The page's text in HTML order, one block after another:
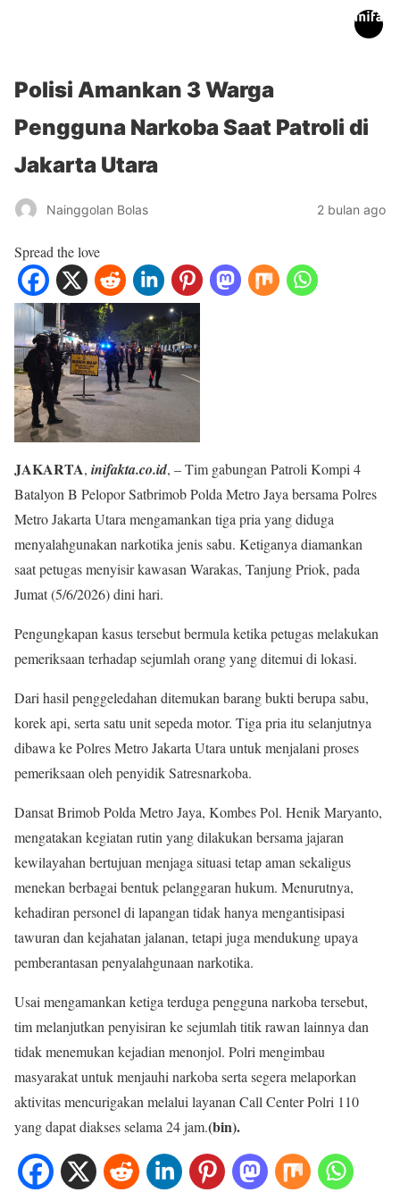
Polisi Amankan 3 Warga
Pengguna Narkoba Saat Patroli di
Jakarta Utara
Nainggolan Bolas 2 bulan ago
Spread the love
JAKARTA, inifakta.co.id, – Tim gabungan Patroli Kompi 4
Batalyon B Pelopor Satbrimob Polda Metro Jaya bersama Polres
Metro Jakarta Utara mengamankan tiga pria yang diduga
menyalahgunakan narkotika jenis sabu. Ketiganya diamankan
saat petugas menyisir kawasan Warakas, Tanjung Priok, pada
Jumat (5/6/2026) dini hari.
Pengungkapan kasus tersebut bermula ketika petugas melakukan
pemeriksaan terhadap sejumlah orang yang ditemui di lokasi.
Dari hasil penggeledahan ditemukan barang bukti berupa sabu,
korek api, serta satu unit sepeda motor. Tiga pria itu selanjutnya
dibawa ke Polres Metro Jakarta Utara untuk menjalani proses
pemeriksaan oleh penyidik Satresnarkoba.
Dansat Brimob Polda Metro Jaya, Kombes Pol. Henik Maryanto,
mengatakan kegiatan rutin yang dilakukan bersama jajaran
kewilayahan bertujuan menjaga situasi tetap aman sekaligus
menekan berbagai bentuk pelanggaran hukum. Menurutnya,
kehadiran personel di lapangan tidak hanya mengantisipasi
tawuran dan kejahatan jalanan, tetapi juga mendukung upaya
pemberantasan penyalahgunaan narkotika.
Usai mengamankan ketiga terduga pengguna narkoba tersebut,
tim melanjutkan penyisiran ke sejumlah titik rawan lainnya dan
tidak menemukan kejadian menonjol. Polri mengimbau
masyarakat untuk menjauhi narkoba serta segera melaporkan
aktivitas mencurigakan melalui layanan Call Center Polri 110
yang dapat diakses selama 24 jam.(bin).